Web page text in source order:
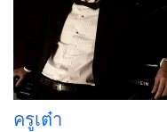
ครูเต๋า